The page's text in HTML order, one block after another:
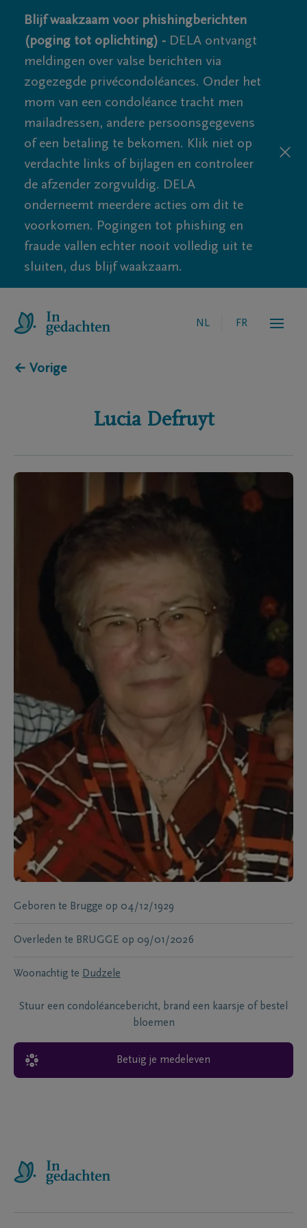
Blijf waakzaam voor phishingberichten
(poging tot oplichting) - DELA ontvangt
meldingen over valse berichten via
zogezegde privécondoléances. Onder het
mom van een condoléance tracht men
mailadressen, andere persoonsgegevens
of een betaling te bekomen. Klik niet op
verdachte links of bijlagen en controleer
de afzender zorgvuldig. DELA
onderneemt meerdere acties om dit te
voorkomen. Pogingen tot phishing en
fraude vallen echter nooit volledig uit te
sluiten, dus blijf waakzaam.
NL FR
← Vorige
Lucia Defruyt
Geboren te Brugge op 04/12/1929
Overleden te BRUGGE op 09/01/2026
Woonachtig te Dudzele
Stuur een condoléancebericht, brand een kaarsje of bestel
bloemen
Betuig je medeleven